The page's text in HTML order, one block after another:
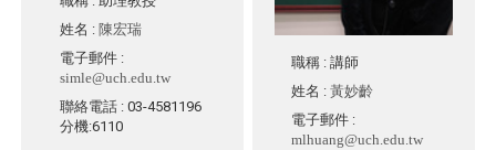
姓名 : 陳宏瑞
電子郵件 :
simle@uch.edu.tw
聯絡電話 : 03-4581196
分機:6110
職稱 : 講師
姓名 :黃妙齡
電子郵件 :
mlhuang@uch.edu.tw